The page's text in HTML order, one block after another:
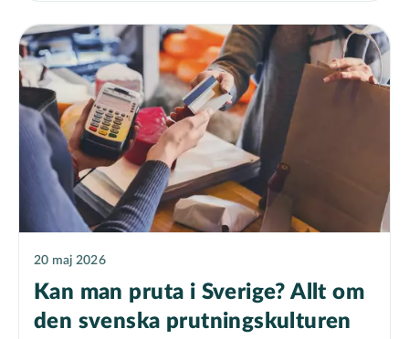
20 maj 2026
Kan man pruta i Sverige? Allt om
den svenska prutningskulturen